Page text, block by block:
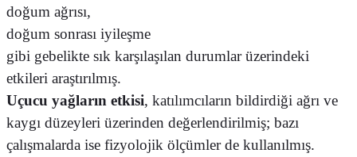
doğum ağrısı,
doğum sonrası iyileşme
gibi gebelikte sık karşılaşılan durumlar üzerindeki
etkileri araştırılmış.
Uçucu yağların etkisi, katılımcıların bildirdiği ağrı ve
kaygı düzeyleri üzerinden değerlendirilmiş; bazı
çalışmalarda ise fizyolojik ölçümler de kullanılmış.